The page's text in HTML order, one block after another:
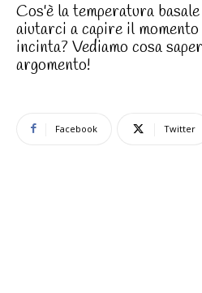
Cos'è la temperatura
aiutarci a capire il
incinta? Vediamo cosa
argomento!
Facebook Twitter